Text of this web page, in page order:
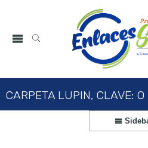
CARPETA LUPIN, CLAVE: O